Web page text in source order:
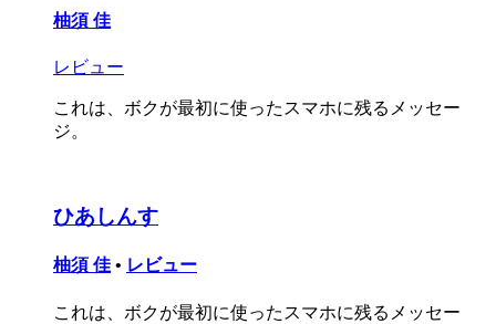
柚須 佳
レビュー
これは、ボクが最初に使ったスマホに残るメッセー
ジ。
ひあしんす
柚須 佳 • レビュー
これは、ボクが最初に使ったスマホに残るメッセー